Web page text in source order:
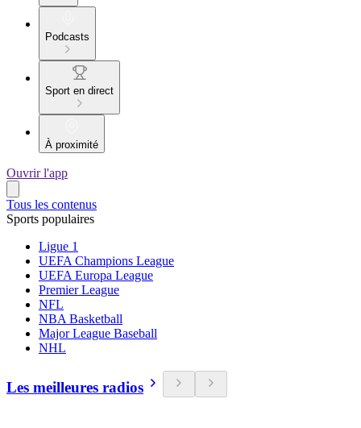
Podcasts
Sport en direct
À proximité
Ouvrir l'app
Tous les contenus
Sports populaires
Ligue 1
UEFA Champions League
UEFA Europa League
Premier League
NFL
NBA Basketball
Major League Baseball
NHL
Les meilleures radios